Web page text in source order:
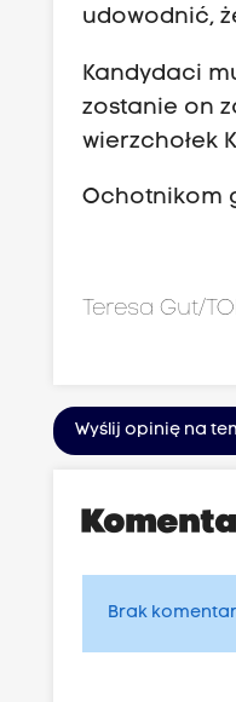
udowodnić,
Kandydaci
zostanie on
wierzchołek
Ochotnikom
Teresa Gut/
Wyślij opinię na
Brak